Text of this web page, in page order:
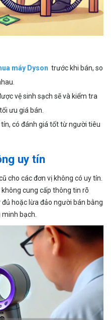
máy Dyson trước khi bán, so
vệ sinh sạch sẽ và kiểm tra
ưu giá bán.
có đánh giá tốt từ người tiêu
uy tín
cho các đơn vị không có uy tín.
cung cấp thông tin rõ
hoặc lừa đảo người bán bằng
bạch.